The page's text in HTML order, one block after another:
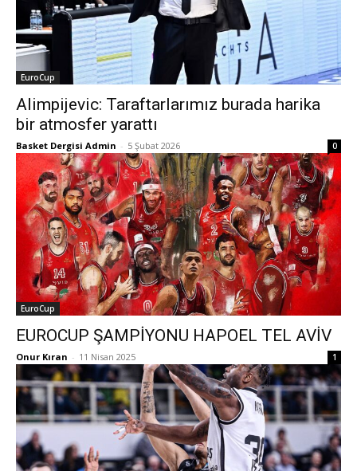
EuroCup
Alimpijevic: Taraftarlarımız burada harika
bir atmosfer yarattı
Basket Dergisi Admin - 5 Şubat 2026 0
EuroCup
EUROCUP ŞAMPİYONU HAPOEL TEL AVİV
Onur Kıran - 11 Nisan 2025 1